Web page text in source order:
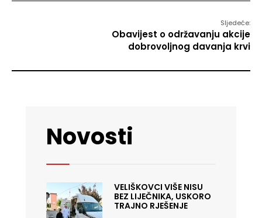
Sljedeće:
Obavijest o održavanju akcije
dobrovoljnog davanja krvi
Novosti
VELIŠKOVCI VIŠE NISU
BEZ LIJEČNIKA, USKORO
TRAJNO RJEŠENJE